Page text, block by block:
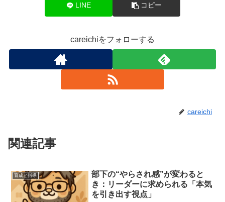
LINE コピー
careichiをフォローする
careichi
関連記事
育成と指導
部下の“やらされ感”が変わると
き：リーダーに求められる「本気
を引き出す視点」